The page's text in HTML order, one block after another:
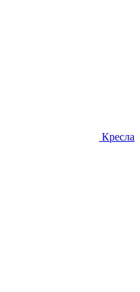
Кресла